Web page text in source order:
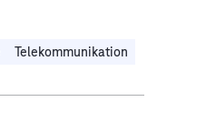
Telekommunikation